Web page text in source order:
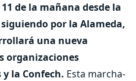
de la mañana desde la
por la Alameda,
una nueva
organizaciones
y la Confech. Esta marcha-